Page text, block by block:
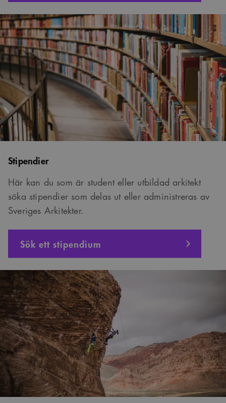
Stipendier
Här kan du som är student eller utbildad arkitekt
söka stipendier som delas ut eller administreras av
Sveriges Arkitekter.
Sök ett stipendium